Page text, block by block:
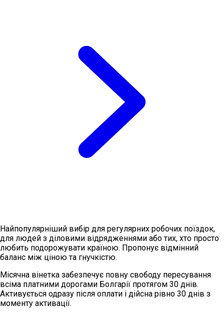
Найпопулярніший вибір для регулярних робочих поїздок,
для людей з діловими відрядженнями або тих, хто просто
любить подорожувати країною. Пропонує відмінний
баланс між ціною та гнучкістю.
Місячна вінетка забезпечує повну свободу пересування
всіма платними дорогами Болгарії протягом 30 днів.
Активується одразу після оплати і дійсна рівно 30 днів з
моменту активації.